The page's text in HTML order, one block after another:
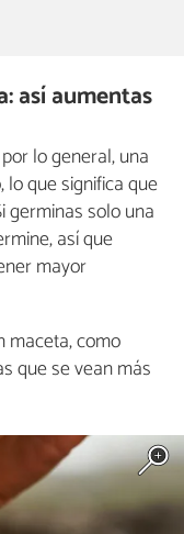
así aumentas
lo general, una
que significa que
germinas solo una
así que
mayor
maceta, como
que se vean más